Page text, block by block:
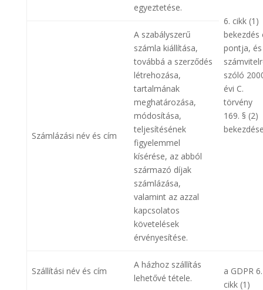
6. cikk (1)
bekezdés
pontja,
szóló
évi C.
törvény
169. § (2)
egyeztetése.
Számlázási név és cím
A szabályszerű
számla kiállítása,
továbbá a szerződés
létrehozása,
tartalmának
meghatározása,
módosítása,
teljesítésének
figyelemmel
kísérése, az abból
származó díjak
számlázása,
valamint az azzal
kapcsolatos
követelések
érvényesítése.
Szállítási név és cím
A házhoz szállítás
lehetővé tétele.
a GDPR 6.
cikk (1)